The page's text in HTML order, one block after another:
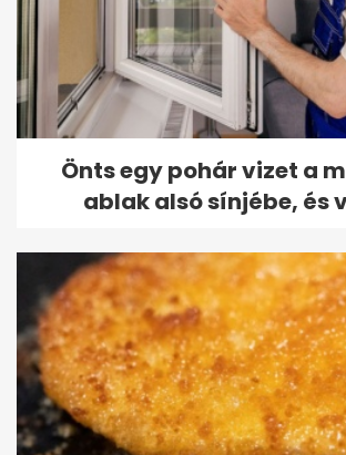
Önts egy pohár vizet a
ablak alsó sínjébe, és